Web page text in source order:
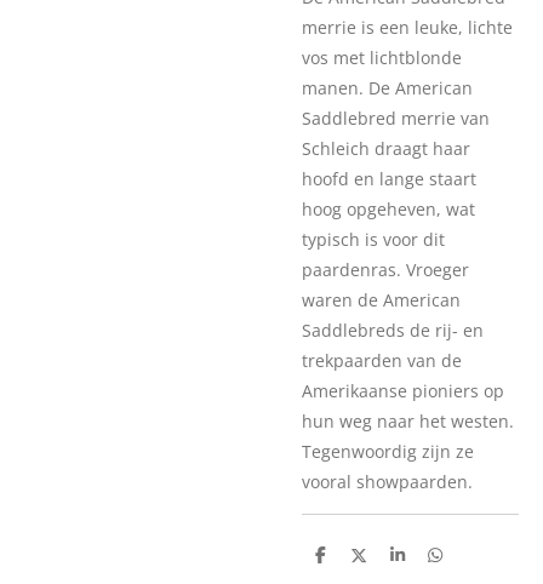
merrie is een leuke, lichte
vos met lichtblonde
manen. De American
Saddlebred merrie van
Schleich draagt haar
hoofd en lange staart
hoog opgeheven, wat
typisch is voor dit
paardenras. Vroeger
waren de American
Saddlebreds de rij- en
trekpaarden van de
Amerikaanse pioniers op
hun weg naar het westen.
Tegenwoordig zijn ze
vooral showpaarden.
D
D
S
D